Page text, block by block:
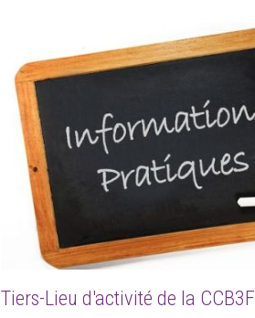
Tiers-Lieu d'activité de la CCB3F